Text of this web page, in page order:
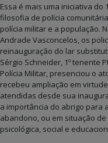
Essa é mais uma iniciativa do
filosofia de polícia
polícia militar e a população.
Andrade Vasconcelos, os
reinauguração do lar
Sérgio Schneider, 1º tenente
Polícia Militar, presenciou o
recebeu ampliação em
atendidas desde sua
a importância do abrigo para
abandono, ou em situação
psicológica, social e